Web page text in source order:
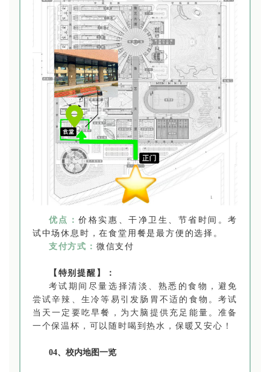
优点：价格实惠、干净卫生、节省时间。考
试中场休息时，在食堂用餐是最方便的选择。
支付方式： 微信支付
【特别提醒】：
考试期间尽量选择清淡、熟悉的食物，避免
尝试辛辣、生冷等易引发肠胃不适的食物。考试
当天一定要吃早餐，为大脑提供充足能量。准备
一个保温杯，可以随时喝到热水，保暖又安心！
04、校内地图一览